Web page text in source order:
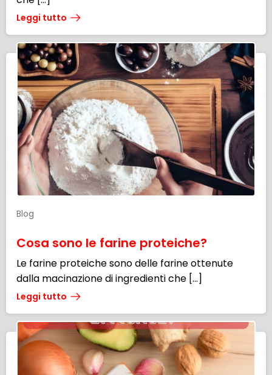
Leggi tutto
Blog
Cosa sono le farine proteiche?
Le farine proteiche sono delle farine ottenute
dalla macinazione di ingredienti che […]
Leggi tutto